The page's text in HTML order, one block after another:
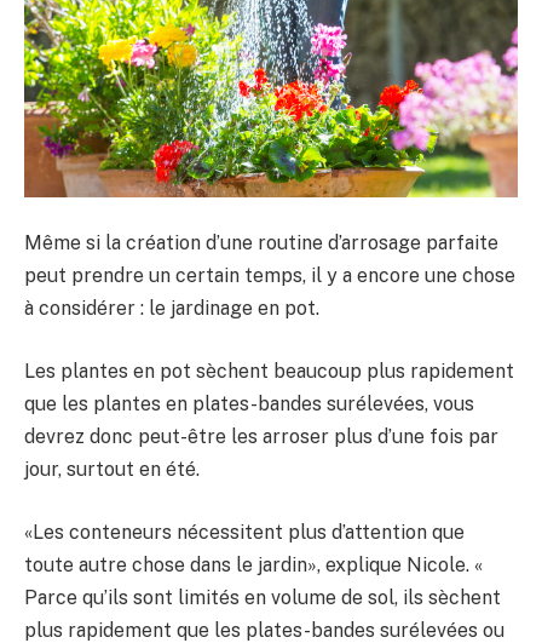
Même si la création d’une routine d’arrosage parfaite
peut prendre un certain temps, il y a encore une chose
à considérer : le jardinage en pot.
Les plantes en pot sèchent beaucoup plus rapidement
que les plantes en plates-bandes surélevées, vous
devrez donc peut-être les arroser plus d’une fois par
jour, surtout en été.
«Les conteneurs nécessitent plus d’attention que
toute autre chose dans le jardin», explique Nicole. «
Parce qu’ils sont limités en volume de sol, ils sèchent
plus rapidement que les plates-bandes surélevées ou